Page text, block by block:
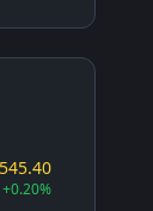
+0.20%